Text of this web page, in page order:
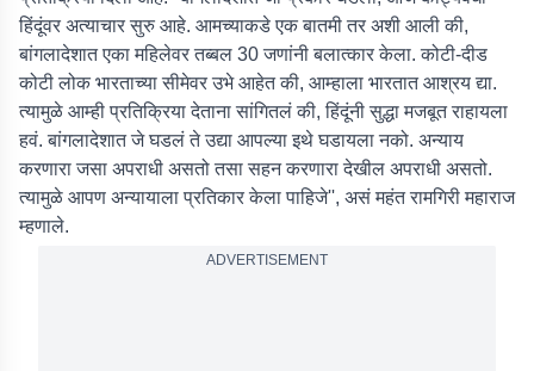
हिंदूंवर अत्याचार सुरु आहे. आमच्याकडे एक बातमी तर अशी आली की,
बांगलादेशात एका महिलेवर तब्बल 30 जणांनी बलात्कार केला. कोटी-दीड
कोटी लोक भारताच्या सीमेवर उभे आहेत की, आम्हाला भारतात आश्रय द्या.
त्यामुळे आम्ही प्रतिक्रिया देताना सांगितलं की, हिंदूंनी सुद्धा मजबूत राहायला
हवं. बांगलादेशात जे घडलं ते उद्या आपल्या इथे घडायला नको. अन्याय
करणारा जसा अपराधी असतो तसा सहन करणारा देखील अपराधी असतो.
त्यामुळे आपण अन्यायाला प्रतिकार केला पाहिजे'', असं महंत रामगिरी महाराज
म्हणाले.
ADVERTISEMENT